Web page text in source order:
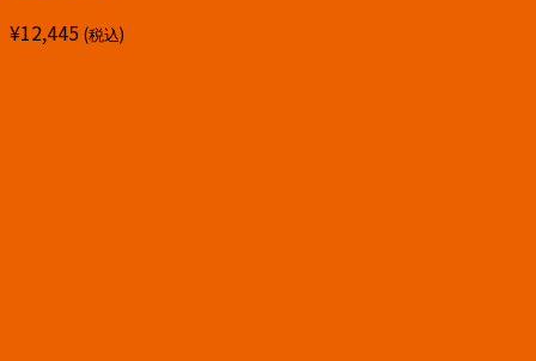
¥12,445 (税込)